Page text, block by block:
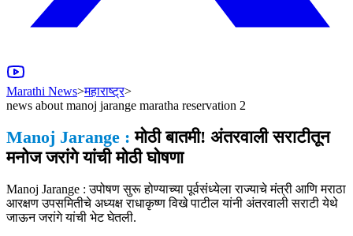
Marathi News>महाराष्ट्र>
news about manoj jarange maratha reservation 2
Manoj Jarange : मोठी बातमी! अंतरवाली सराटीतून
मनोज जरांगे यांची मोठी घोषणा
Manoj Jarange : उपोषण सुरू होण्याच्या पूर्वसंध्येला राज्याचे मंत्री आणि मराठा
आरक्षण उपसमितीचे अध्यक्ष राधाकृष्ण विखे पाटील यांनी अंतरवाली सराटी येथे
जाऊन जरांगे यांची भेट घेतली.